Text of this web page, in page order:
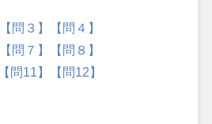
【問３】
【問４】
【問７】
【問８】
【問11】
【問12】